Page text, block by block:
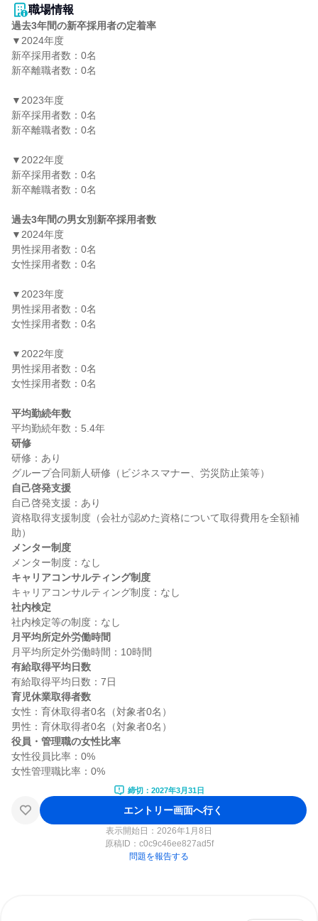
職場情報
過去3年間の新卒採用者の定着率
▼2024年度
新卒採用者数：0名
新卒離職者数：0名
▼2023年度
新卒採用者数：0名
新卒離職者数：0名
▼2022年度
新卒採用者数：0名
新卒離職者数：0名
過去3年間の男女別新卒採用者数
▼2024年度
男性採用者数：0名
女性採用者数：0名
▼2023年度
男性採用者数：0名
女性採用者数：0名
▼2022年度
男性採用者数：0名
女性採用者数：0名
平均勤続年数
研修
研修：あり
自己啓発支援
自己啓発支援：あり
資格取得支援制度（会社が認めた資格について取得費用を全額補
メンター制度
キャリアコンサルティング制度
社内検定
月平均所定外労働時間
有給取得平均日数
育児休業取得者数
女性：育休取得者0名（対象者0名）
役員・管理職の女性比率
女性役員比率：0%
締切：2027年3月31日
エントリー画面へ行く
表示開始日：2026年1月8日
原稿ID： c0c9c46ee827ad5f
問題を報告する